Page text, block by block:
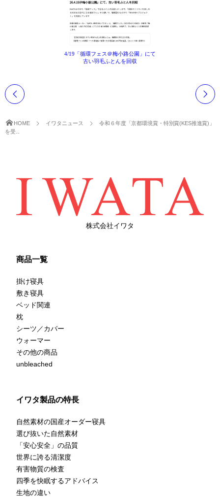
4/19「循環フェス＠梅小路公園」にて
古い羽毛ふとんを回収
HOME イワタニュース
令和６年度「京都環境賞・特別賞(KES推進賞)」
を受...
株式会社イワタ
商品一覧
掛け寝具
敷き寝具
ベッド関連
枕
シーツ／カバー
ウォーマー
その他の商品
unbleached
イワタ製品の特長
自然素材の国産オーダー寝具
選び抜いた自然素材
「安心安全」の品質
世界に誇る清潔度
有害物質の検査
四季を快眠するアドバイス
生地の違い